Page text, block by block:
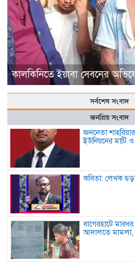
কালকিনিতে ইয়াবা সেবনের
সর্বশেষ সংবাদ
জনপ্রিয় সংবাদ
জননেতা
ইউনিয়নের মাটি
কবিতা: লেখক
বাগেরহাটে
আদালতে